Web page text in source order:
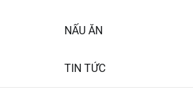
NẤU ĂN
TIN TỨC